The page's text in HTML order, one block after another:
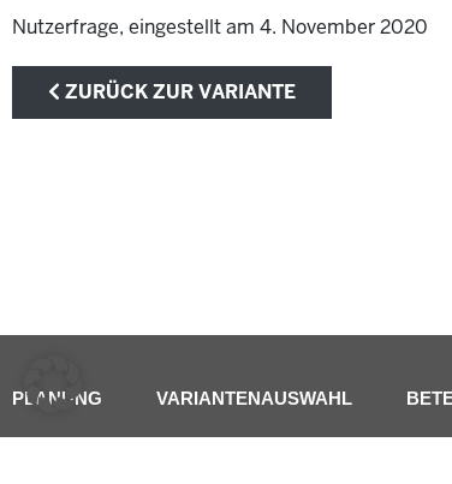
Nutzerfrage, eingestellt am 4. November 2020
ZURÜCK ZUR VARIANTE
PLANUNG VARIANTENAUSWAHL